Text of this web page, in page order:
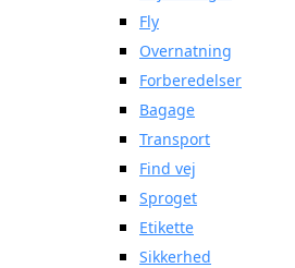
Fly
Overnatning
Forberedelser
Bagage
Transport
Find vej
Sproget
Etikette
Sikkerhed